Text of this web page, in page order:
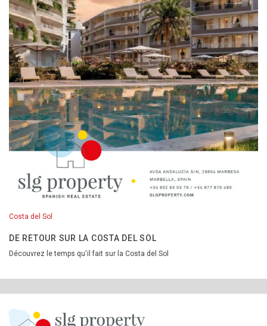
Costa del Sol
DE RETOUR SUR LA COSTA DEL SOL
Découvrez le temps qu'il fait sur la Costa del Sol